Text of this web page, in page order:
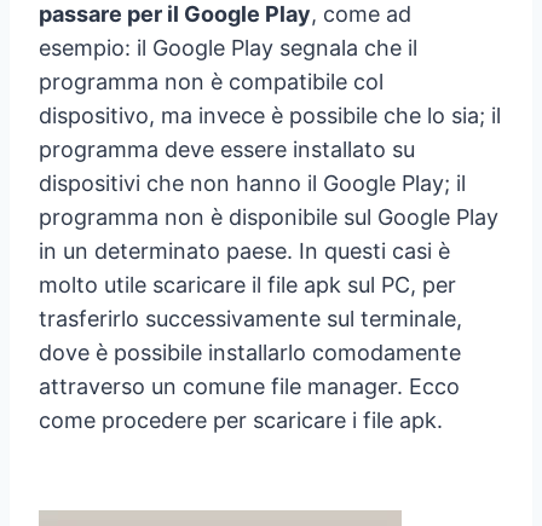
passare per il Google Play, come ad
esempio: il Google Play segnala che il
programma non è compatibile col
dispositivo, ma invece è possibile che lo sia; il
programma deve essere installato su
dispositivi che non hanno il Google Play; il
programma non è disponibile sul Google Play
in un determinato paese. In questi casi è
molto utile scaricare il file apk sul PC, per
trasferirlo successivamente sul terminale,
dove è possibile installarlo comodamente
attraverso un comune file manager. Ecco
come procedere per scaricare i file apk.